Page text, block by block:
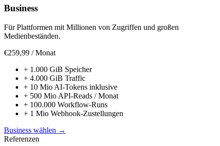
Business
Für Plattformen mit Millionen von Zugriffen und großen
Medienbeständen.
€259,99 / Monat
+ 1.000 GiB Speicher
+ 4.000 GiB Traffic
+ 10 Mio AI-Tokens inklusive
+ 500 Mio API-Reads / Monat
+ 100.000 Workflow-Runs
+ 1 Mio Webhook-Zustellungen
Business wählen →
Referenzen